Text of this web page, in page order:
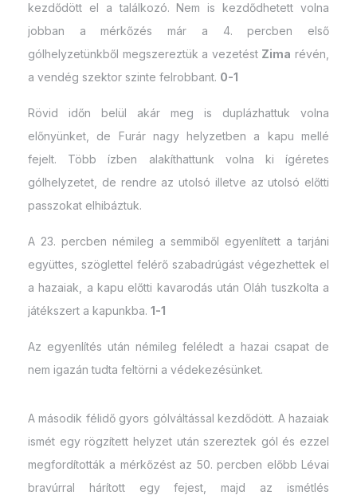
kezdődött el a találkozó. Nem is kezdődhetett volna
jobban a mérkőzés már a 4. percben első
gólhelyzetünkből megszereztük a vezetést Zima révén,
a vendég szektor szinte felrobbant. 0-1
Rövid időn belül akár meg is duplázhattuk volna
előnyünket, de Furár nagy helyzetben a kapu mellé
fejelt. Több ízben alakíthattunk volna ki ígéretes
gólhelyzetet, de rendre az utolsó illetve az utolsó előtti
passzokat elhibáztuk.
A 23. percben némileg a semmiből egyenlített a tarjáni
együttes, szöglettel felérő szabadrúgást végezhettek el
a hazaiak, a kapu előtti kavarodás után Oláh tuszkolta a
játékszert a kapunkba. 1-1
Az egyenlítés után némileg feléledt a hazai csapat de
nem igazán tudta feltörni a védekezésünket.
A második félidő gyors gólváltással kezdődött. A hazaiak
ismét egy rögzített helyzet után szereztek gól és ezzel
megfordították a mérkőzést az 50. percben előbb Lévai
bravúrral hárított egy fejest, majd az ismétlés